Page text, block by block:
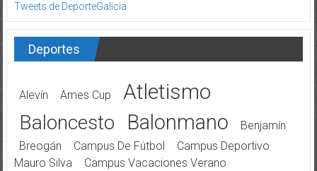
Tweets de DeporteGalicia
Deportes
Alevín Ames Cup Atletismo
Baloncesto Balonmano
Benjamín
Breogán
Campus De Fútbol
Campus Deportivo
Mauro Silva
Campus Vacaciones Verano